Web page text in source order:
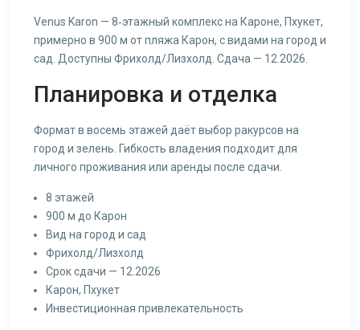
Venus Karon — 8‑этажный комплекс на Кароне, Пхукет,
примерно в 900 м от пляжа Карон, с видами на город и
сад. Доступны Фрихолд/Лизхолд. Сдача — 12.2026.
Планировка и отделка
Формат в восемь этажей даёт выбор ракурсов на
город и зелень. Гибкость владения подходит для
личного проживания или аренды после сдачи.
8 этажей
900 м до Карон
Вид на город и сад
Фрихолд/Лизхолд
Срок сдачи — 12.2026
Карон, Пхукет
Инвестиционная привлекательность